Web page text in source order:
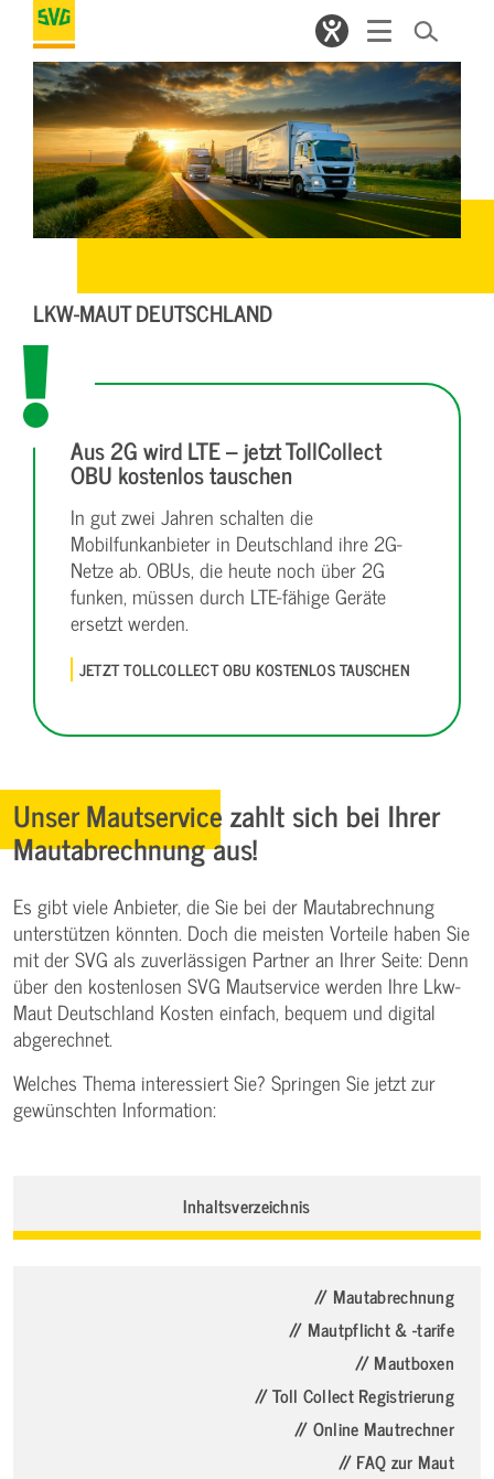
LKW-MAUT DEUTSCHLAND
Aus 2G wird LTE – jetzt TollCollect
OBU kostenlos tauschen
In gut zwei Jahren schalten die
Mobilfunkanbieter in Deutschland ihre 2G-
Netze ab. OBUs, die heute noch über 2G
funken, müssen durch LTE-fähige Geräte
ersetzt werden.
JETZT TOLLCOLLECT OBU KOSTENLOS TAUSCHEN
Unser Mautservice zahlt sich bei Ihrer
Mautabrechnung aus!
Es gibt viele Anbieter, die Sie bei der Mautabrechnung
unterstützen könnten. Doch die meisten Vorteile haben Sie
mit der SVG als zuverlässigen Partner an Ihrer Seite: Denn
über den kostenlosen SVG Mautservice werden Ihre Lkw-
Maut Deutschland Kosten einfach, bequem und digital
abgerechnet.
Welches Thema interessiert Sie? Springen Sie jetzt zur
gewünschten Information:
Inhaltsverzeichnis
// Mautabrechnung
// Mautpflicht & -tarife
// Mautboxen
// Toll Collect Registrierung
// Online Mautrechner
// FAQ zur Maut